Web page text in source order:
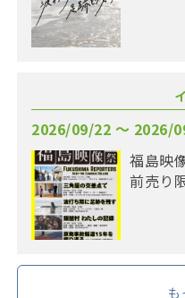
2026/09/22 〜 2026/
福島映
前売り
も